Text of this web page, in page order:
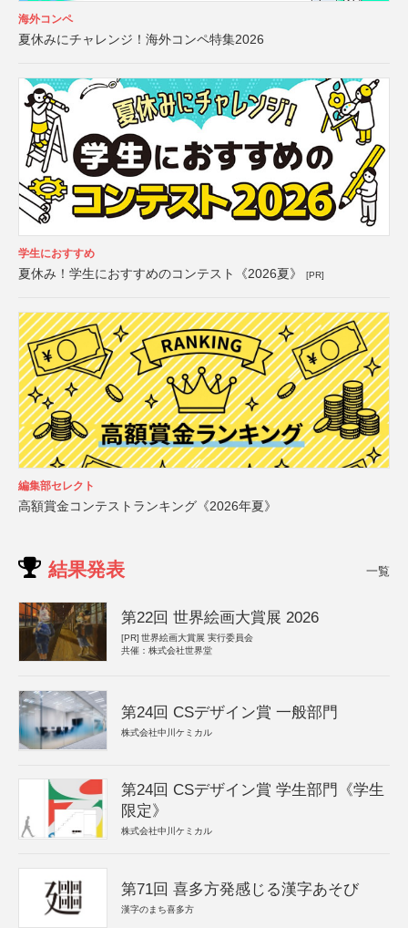
海外コンペ
夏休みにチャレンジ！海外コンペ特集2026
学生におすすめ
夏休み！学生におすすめのコンテスト《2026夏》 [PR]
編集部セレクト
高額賞金コンテストランキング《2026年夏》
結果発表 一覧
第22回 世界絵画大賞展 2026
[PR] 世界絵画大賞展 実行委員会
共催：株式会社世界堂
第24回 CSデザイン賞 一般部門
株式会社中川ケミカル
第24回 CSデザイン賞 学生部門《学生
限定》
株式会社中川ケミカル
第71回 喜多方発感じる漢字あそび
漢字のまち喜多方